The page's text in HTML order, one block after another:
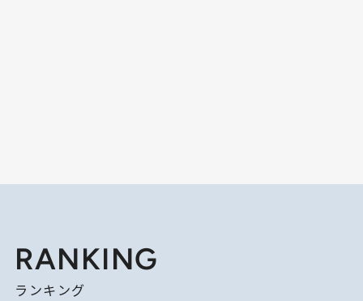
RANKING
ランキング